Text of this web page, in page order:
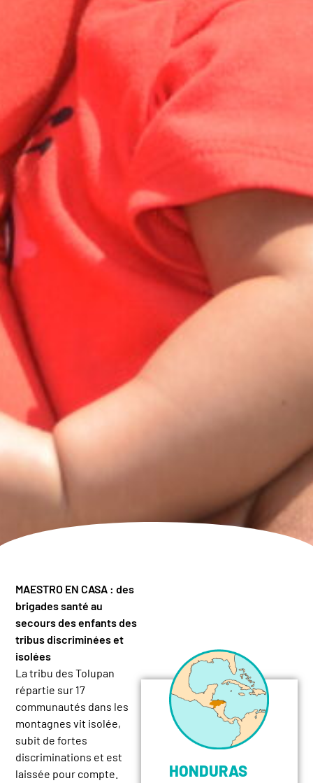
MAESTRO EN CASA : des
brigades santé au
secours des enfants des
tribus discriminées et
isolées
La tribu des Tolupan
répartie sur 17
communautés dans les
montagnes vit isolée,
subit de fortes
discriminations et est
laissée pour compte.
HONDURAS